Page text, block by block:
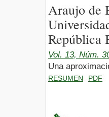
Araujo de
República
Vol. 13, Núm.
Una
RESUMEN PDF